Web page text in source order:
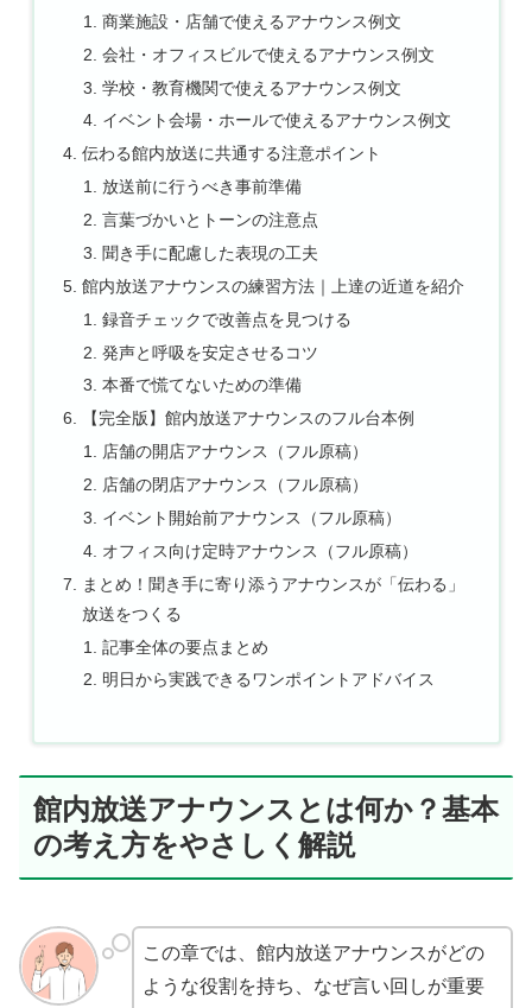
商業施設・店舗で使えるアナウンス例文
会社・オフィスビルで使えるアナウンス例文
学校・教育機関で使えるアナウンス例文
イベント会場・ホールで使えるアナウンス例文
伝わる館内放送に共通する注意ポイント
放送前に行うべき事前準備
言葉づかいとトーンの注意点
聞き手に配慮した表現の工夫
館内放送アナウンスの練習方法｜上達の近道を紹介
録音チェックで改善点を見つける
発声と呼吸を安定させるコツ
本番で慌てないための準備
【完全版】館内放送アナウンスのフル台本例
店舗の開店アナウンス（フル原稿）
店舗の閉店アナウンス（フル原稿）
イベント開始前アナウンス（フル原稿）
オフィス向け定時アナウンス（フル原稿）
まとめ！聞き手に寄り添うアナウンスが「伝わる」
放送をつくる
記事全体の要点まとめ
明日から実践できるワンポイントアドバイス
館内放送アナウンスとは何か？基本
の考え方をやさしく解説
この章では、館内放送アナウンスがどの
ような役割を持ち、なぜ言い回しが重要